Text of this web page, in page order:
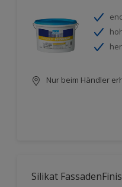
Nur beim Händler
Silikat